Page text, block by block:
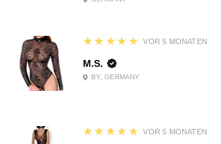
VOR 5 MONATEN
5
★★★★★
M.S.
BY, GERMANY
VOR 5 MONATEN
5
★★★★★